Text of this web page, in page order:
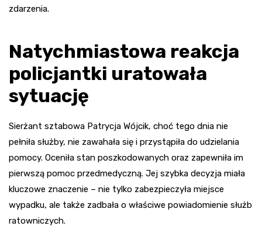
zdarzenia.
Natychmiastowa reakcja
policjantki uratowała
sytuację
Sierżant sztabowa Patrycja Wójcik, choć tego dnia nie
pełniła służby, nie zawahała się i przystąpiła do udzielania
pomocy. Oceniła stan poszkodowanych oraz zapewniła im
pierwszą pomoc przedmedyczną. Jej szybka decyzja miała
kluczowe znaczenie – nie tylko zabezpieczyła miejsce
wypadku, ale także zadbała o właściwe powiadomienie służb
ratowniczych.